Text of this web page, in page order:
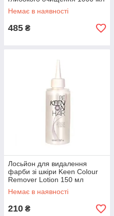
Немає в наявності
485 ₴
Лосьйон для видалення
фарби зі шкіри Keen Colour
Remover Lotion 150 мл
Немає в наявності
210 ₴